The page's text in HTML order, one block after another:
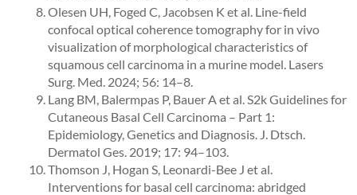
Olesen UH, Foged C, Jacobsen K et al. Line-field
confocal optical coherence tomography for in vivo
visualization of morphological characteristics of
squamous cell carcinoma in a murine model. Lasers
Surg. Med. 2024; 56: 14–8.
Lang BM, Balermpas P, Bauer A et al. S2k Guidelines for
Cutaneous Basal Cell Carcinoma – Part 1:
Epidemiology, Genetics and Diagnosis. J. Dtsch.
Dermatol Ges. 2019; 17: 94–103.
Thomson J, Hogan S, Leonardi-Bee J et al.
Interventions for basal cell carcinoma: abridged